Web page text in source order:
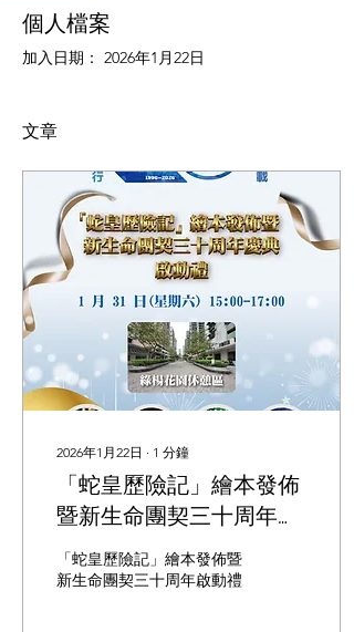
個人檔案
加入日期： 2026年1月22日
文章
2026年1月22日 ∙ 1 分鐘
「蛇皇歷險記」繪本發佈
暨新生命團契三十周年啟
動禮
「蛇皇歷險記」繪本發佈暨
新生命團契三十周年啟動禮